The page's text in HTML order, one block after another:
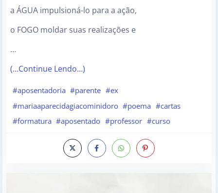
a ÁGUA impulsioná-lo para a ação,
o FOGO moldar suas realizações e
…
(…Continue Lendo…)
#aposentadoria #parente #ex
#mariaaparecidagiacominidoro #poema #cartas
#formatura #aposentado #professor #curso